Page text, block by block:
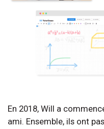
En 2018, Will a
ami. Ensemble, ils ont